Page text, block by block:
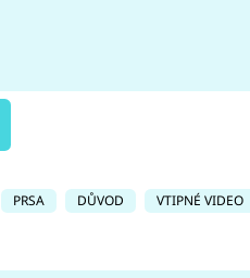
PRSA DŮVOD VTIPNÉ VIDEO